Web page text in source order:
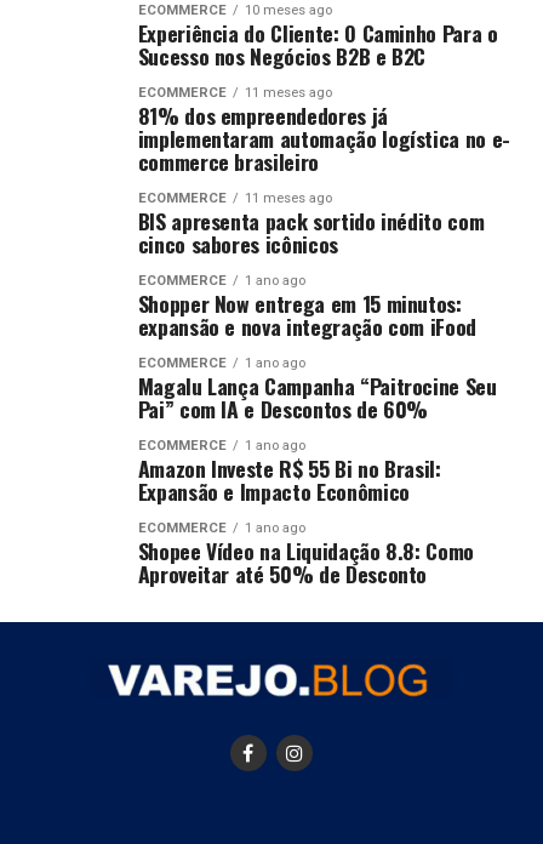
ECOMMERCE 10 meses ago
Experiência do Cliente: O Caminho Para o
Sucesso nos Negócios B2B e B2C
ECOMMERCE 11 meses ago
81% dos empreendedores já
implementaram automação logística no e-
commerce brasileiro
ECOMMERCE 11 meses ago
BIS apresenta pack sortido inédito com
cinco sabores icônicos
ECOMMERCE 1 ano ago
Shopper Now entrega em 15 minutos:
expansão e nova integração com iFood
ECOMMERCE 1 ano ago
Magalu Lança Campanha “Paitrocine Seu
Pai” com IA e Descontos de 60%
ECOMMERCE 1 ano ago
Amazon Investe R$ 55 Bi no Brasil:
Expansão e Impacto Econômico
ECOMMERCE 1 ano ago
Shopee Vídeo na Liquidação 8.8: Como
Aproveitar até 50% de Desconto